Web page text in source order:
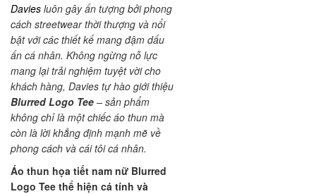
Davies luôn gây ấn tượng bởi phong
cách streetwear thời thượng và nổi
bật với các thiết kế mang đậm dấu
ấn cá nhân. Không ngừng nỗ lực
mang lại trải nghiệm tuyệt vời cho
khách hàng, Davies tự hào giới thiệu
Blurred Logo Tee – sản phẩm
không chỉ là một chiếc áo thun mà
còn là lời khẳng định mạnh mẽ về
phong cách và cái tôi cá nhân.
Áo thun họa tiết nam nữ Blurred
Logo Tee thể hiện cá tính và